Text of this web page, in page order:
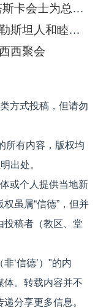
方济各会院修会选出马尔科·塔斯卡会士为总会长
圣地守护人呼吁以色列人和巴勒斯坦人和睦共处
西聚会
方式投稿，但请勿
所有内容，版权均
出处。
或个人提供当地新
虽属“信德”，但并
投稿者（教区、堂
‘信德’）"的内
体。转载内容并不
分享更多信息。